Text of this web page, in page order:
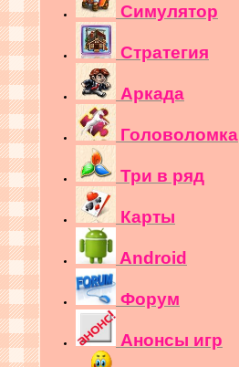
Симулятор
Стратегия
Аркада
Головоломка
Три в ряд
Карты
Android
Форум
Анонсы игр